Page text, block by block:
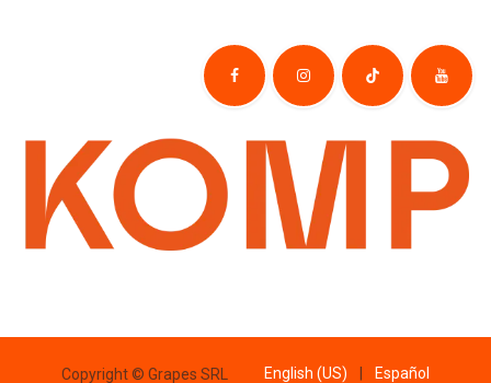
Copyright © Grapes SRL English (US) Español